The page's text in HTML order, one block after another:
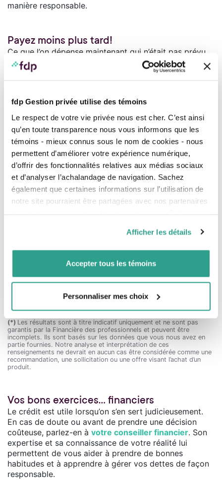
fdp Gestion privée utilise des témoins
Le respect de votre vie privée nous est cher. C’est ainsi
qu’en toute transparence nous vous informons que les
témoins - mieux connus sous le nom de cookies - nous
permettent d’améliorer votre expérience numérique,
d’offrir des fonctionnalités relatives aux médias sociaux
et d’analyser l’achalandage de navigation. Sachez
également que certaines informations sur l’utilisation de
notre site pourraient être partagées avec nos partenaires
vous leur auriez fournies ou qu’ils auraient collectées lors
de votre utilisation de leurs services.
Afficher les détails
Accepter tous les témoins
Personnaliser mes choix
manière responsable.
Payez moins plus tard!
Ce que l’on dépense maintenant qui n’était pas prévu
au budget s’ajoute à la liste des dettes à rembourser.
On n’y voit aucun problème parce que nos futurs
dépenses superflues ou non essentielles, on réalise
rapidement que le gros salaire anticipé sera
lourdement grevé par les mensualités à verser.
Faites le calcul!*
Montant de la marge de crédit : $ ?
Taux d'intérêt : % ?
Paiement mensuel des intérêts (prochain paiement) :
$
10ans :
$
(*) Les résultats sont à titre indicatif uniquement et ne sont pas
garantis par la Financière des professionnels et peuvent être
incomplets. Ils sont basés sur les données que vous nous avez en
partie fournies. Notre analyse et interprétation de ces
renseignements ne devrait en aucun cas être considérée comme une
recommandation, une sollicitation ou une offre visant l’achat d’un
produit.
Vos bons exercices… financiers
Le crédit est utile lorsqu’on s’en sert judicieusement.
En cas de doute ou avant de prendre une décision
coûteuse, parlez-en à votre conseiller financier. Son
expertise et sa connaissance de votre réalité lui
permettent de vous aider à prendre de bonnes
habitudes et à apprendre à gérer vos dettes de façon
responsable.